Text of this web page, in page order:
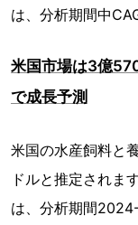
は、分析期間中
米国市場は3億
で成長予測
米国の水産飼料と
ドルと推定されま
は、分析期間